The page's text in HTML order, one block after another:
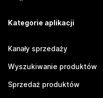
Kategorie aplikacji
Kanały sprzedaży
Wyszukiwanie produktów
Sprzedaż produktów